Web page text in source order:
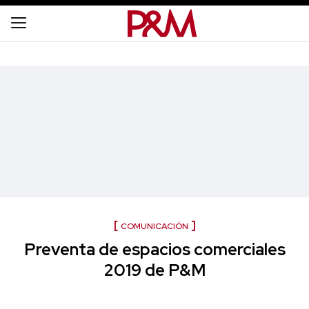
COMUNICACIÓN
Preventa de espacios comerciales
2019 de P&M